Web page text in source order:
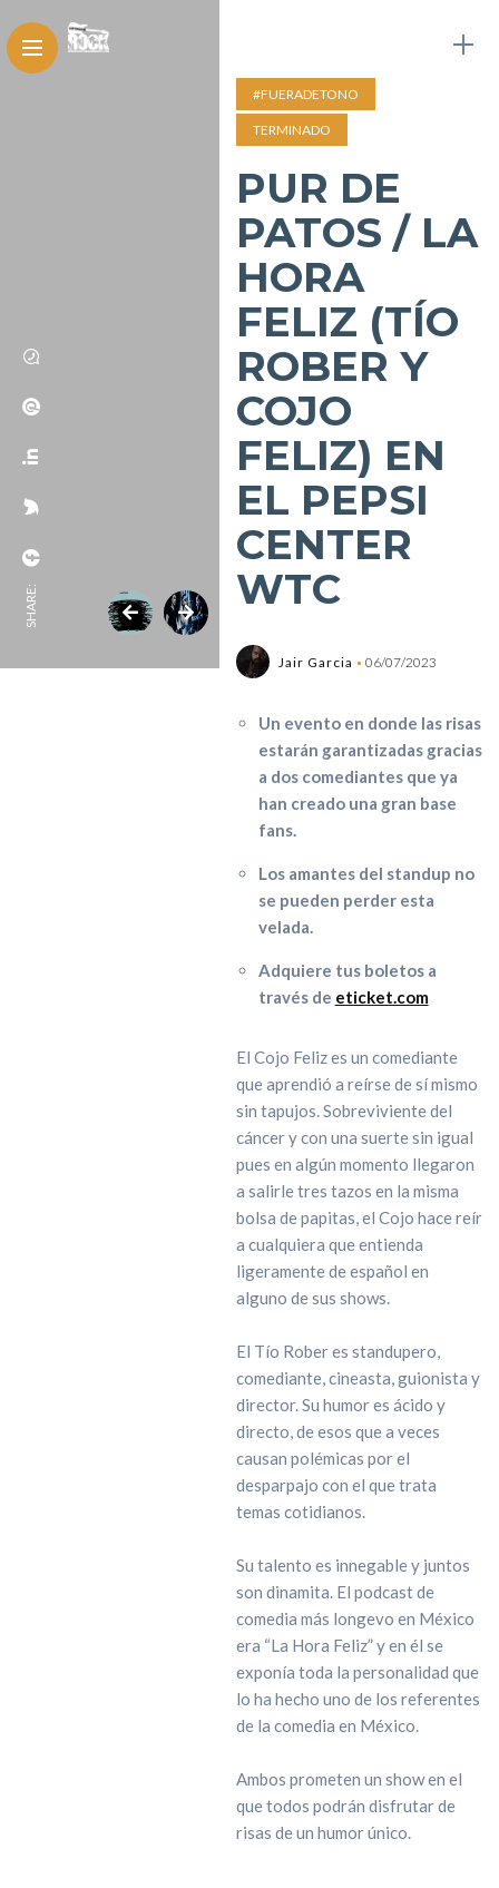
SHARE:
#FUERADETONO
TERMINADO
PUR DE
PATOS / LA
HORA
FELIZ (TÍO
ROBER Y
COJO
FELIZ) EN
EL PEPSI
CENTER
WTC
Jair Garcia 06/07/2023
Un evento en donde las risas
estarán garantizadas gracias
a dos comediantes que ya
han creado una gran base
fans.
Los amantes del standup no
se pueden perder esta
velada.
Adquiere tus boletos a
través de eticket.com
El Cojo Feliz es un comediante
que aprendió a reírse de sí mismo
sin tapujos. Sobreviviente del
cáncer y con una suerte sin igual
pues en algún momento llegaron
a salirle tres tazos en la misma
bolsa de papitas, el Cojo hace reír
a cualquiera que entienda
ligeramente de español en
alguno de sus shows.
El Tío Rober es standupero,
comediante, cineasta, guionista y
director. Su humor es ácido y
directo, de esos que a veces
causan polémicas por el
desparpajo con el que trata
temas cotidianos.
Su talento es innegable y juntos
son dinamita. El podcast de
comedia más longevo en México
era “La Hora Feliz” y en él se
exponía toda la personalidad que
lo ha hecho uno de los referentes
de la comedia en México.
Ambos prometen un show en el
que todos podrán disfrutar de
risas de un humor único.